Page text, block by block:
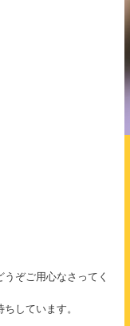
ぞご用心なさってく
しています。